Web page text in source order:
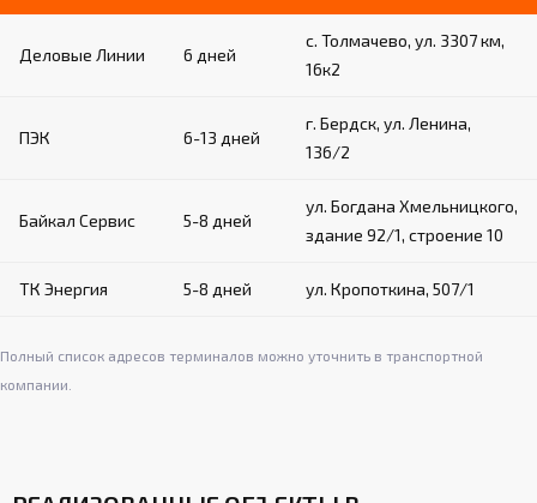
Крепление к полу:
Цепь закрепляется на крюке корпуса и
Обеспечивает надежную и безопасную
эксплуатацию снаряда
Деловые Линии 6 дней
с. Толмачево, ул. 3307 км,
16к2
ПЭК 6-13 дней
г. Бердск, ул. Ленина,
136/2
Байкал Сервис 5-8 дней
ул. Богдана Хмельницкого,
здание 92/1, строение 10
ТК Энергия 5-8 дней ул. Кропоткина, 507/1
Полный список адресов терминалов можно уточнить в транспортной
компании.